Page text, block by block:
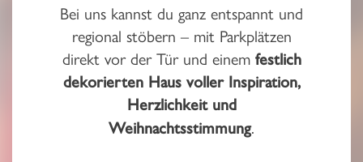
Bei uns kannst du ganz entspannt und
regional stöbern – mit Parkplätzen
direkt vor der Tür und einem festlich
dekorierten Haus voller Inspiration,
Herzlichkeit und
Weihnachtsstimmung.